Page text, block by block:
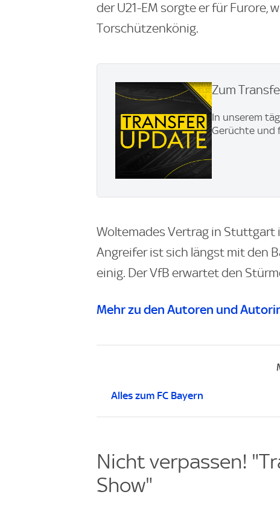
der U21-EM sorgte er für Furore,
Torschützenkönig.
Zum
In unserem
Gerüchte und
Woltemades Vertrag in Stuttgart
Angreifer ist sich längst mit den
einig. Der VfB erwartet den
Mehr zu den Autoren und
Alles zum FC Bayern
Nicht verpassen!
Show"